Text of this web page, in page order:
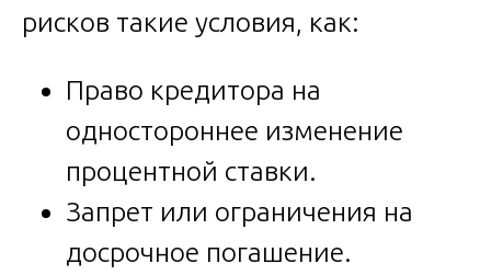
рисков такие условия, как:
Право кредитора на
одностороннее изменение
процентной ставки.
Запрет или ограничения на
досрочное погашение.